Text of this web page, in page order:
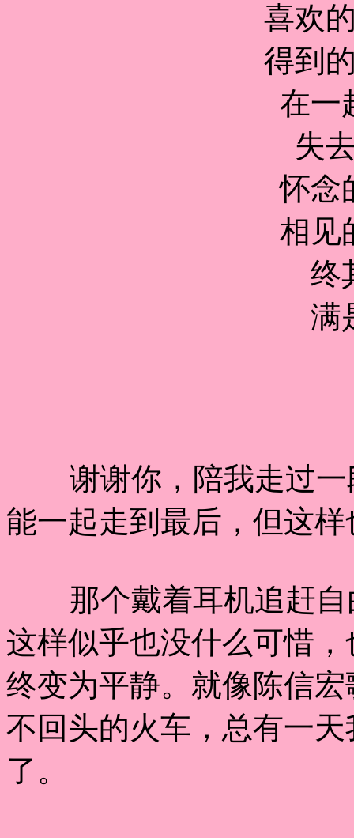
喜欢
得到
在一
失
怀念
相见
终
满
谢谢你，陪我走过一
能一起走到最后，但这
那个戴着耳机追赶自
这样似乎也没什么可惜
终变为平静。就像陈信
不回头的火车，总有一
了。